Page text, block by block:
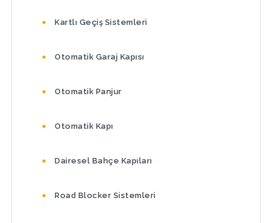
Kartlı Geçiş Sistemleri
Otomatik Garaj Kapısı
Otomatik Panjur
Otomatik Kapı
Dairesel Bahçe Kapıları
Road Blocker Sistemleri